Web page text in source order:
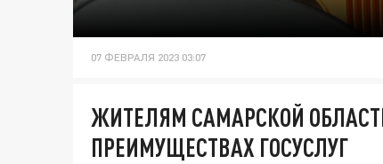
07 ФЕВРАЛЯ 2023 03:07
ЖИТЕЛЯМ САМАРСКОЙ
ПРЕИМУЩЕСТВАХ ГОСУСЛУГ